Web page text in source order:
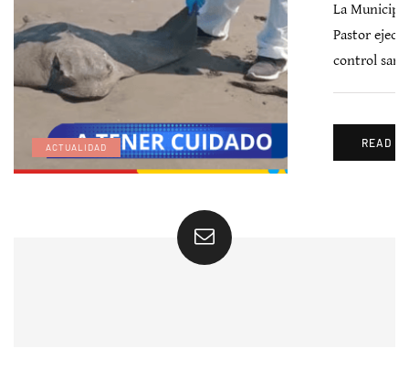
ACTUALIDAD
La
Pastor
control
READ